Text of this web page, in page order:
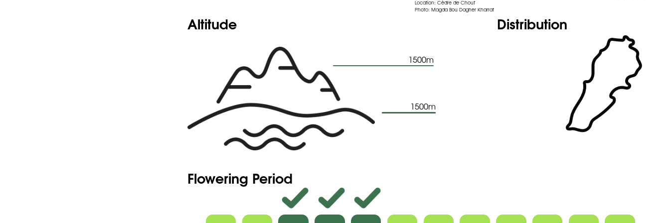
Jaj Cedars Nature Reserve
Location: Cèdre de Chouf
Photo: Magda Bou Dagher Kharrat
Altitude
1500m
1500m
Distribution
Flowering Period